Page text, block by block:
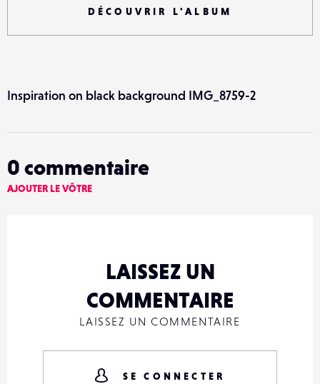
DÉCOUVRIR L'ALBUM
Inspiration on black background IMG_8759-2
0 commentaire
AJOUTER LE VÔTRE
LAISSEZ UN
COMMENTAIRE
LAISSEZ UN COMMENTAIRE
SE CONNECTER